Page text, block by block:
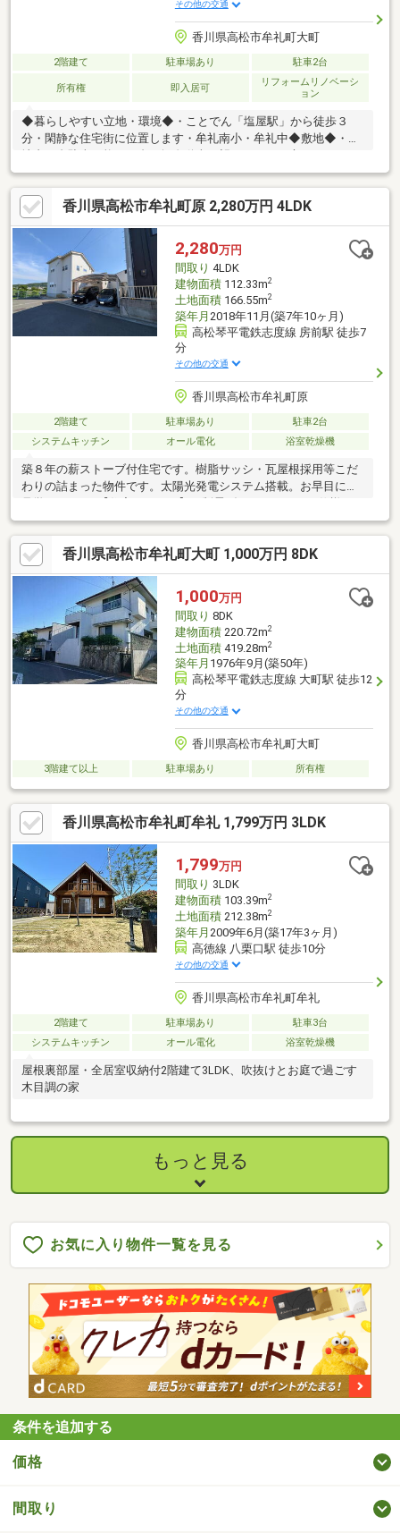
その他の交通
香川県高松市牟礼町大町
2階建て 駐車場あり 駐車2台
所有権 即入居可
リフォームリノベーシ
ョン
◆暮らしやすい立地・環境◆・ことでん「塩屋駅」から徒歩３
分・閑静な住宅街に位置します・牟礼南小・牟礼中◆敷地◆・敷
◆住みやすいおうち◆・各居室に収納を備えています・部屋数の
豊富な５ＬＤＫ・窓も多く、採光◎風通し◎です◆リフォーム
◆・建物外壁・屋根リフォーム済・水廻り一式交換済（ユニット
バス・キッチン・洗面・トイレ）・畳・襖交換済※２０２５年４
月実施済
香川県高松市牟礼町原 2,280万円 4LDK
2,280万円
間取り 4LDK
建物面積112.33m2
土地面積166.55m2
築年月 2018年11月(築7年10ヶ月)
高松琴平電鉄志度線 房前駅 徒歩7
分
その他の交通
香川県高松市牟礼町原
2階建て 駐車場あり
駐車2台
システムキッチン
オール電化 浴室乾燥機
築８年の薪ストーブ付住宅です。樹脂サッシ・瓦屋根採用等こだ
わりの詰まった物件です。太陽光発電システム搭載。お早目にご
見学ください♪【住宅スペック】・制震ダンパーミライエ仕様・オ
ール樹脂サッシ採用・瓦屋根仕様（スーパーセラブライト）・外
壁材（ＫＭＥＷ製 光セラ）採用・太陽光発電システム（パナソ
ニック製３．９２ｋｗ）・リビング薪ストーブ（上階主寝室に煙
突あり）・玄関ドア スマートドア仕様・玄関・パントリーＲ壁
仕様とこだわりのある物件です。
香川県高松市牟礼町大町 1,000万円 8DK
1,000万円
間取り 8DK
建物面積220.72m2
土地面積419.28m2
築年月 1976年9月(築50年)
高松琴平電鉄志度線 大町駅 徒歩12
分
その他の交通
香川県高松市牟礼町大町
3階建て以上 駐車場あり 所有権
香川県高松市牟礼町牟礼 1,799万円 3LDK
1,799万円
間取り 3LDK
建物面積103.39m2
土地面積212.38m2
築年月 2009年6月(築17年3ヶ月)
高徳線 八栗口駅 徒歩10分
その他の交通
香川県高松市牟礼町牟礼
2階建て 駐車場あり
駐車3台
システムキッチン
オール電化 浴室乾燥機
屋根裏部屋・全居室収納付2階建て3LDK、吹抜けとお庭で過ごす
木目調の家
もっと見る
お気に入り物件一覧を見る
条件を追加する
価格
間取り